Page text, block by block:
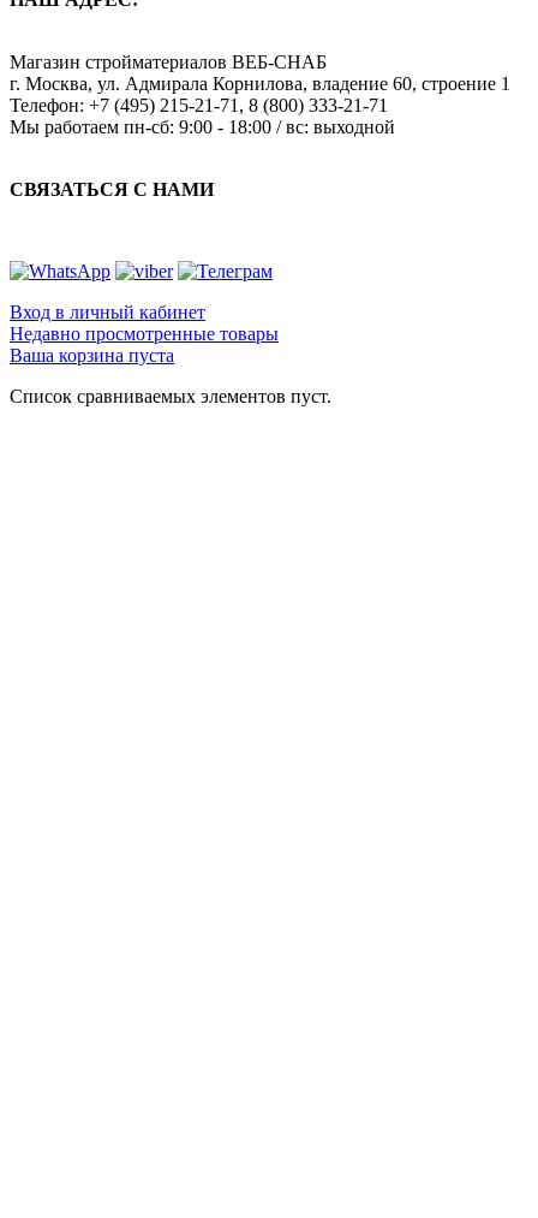
Магазин стройматериалов ВЕБ-СНАБ
г. Москва, ул. Адмирала Корнилова, владение 60, строение 1
Телефон: +7 (495) 215-21-71 , 8 (800) 333-21-71
Мы работаем пн-сб: 9:00 - 18:00 / вс: выходной
СВЯЗАТЬСЯ С НАМИ
Вход в личный кабинет
Недавно просмотренные товары
Ваша корзина пуста
Список сравниваемых элементов пуст.